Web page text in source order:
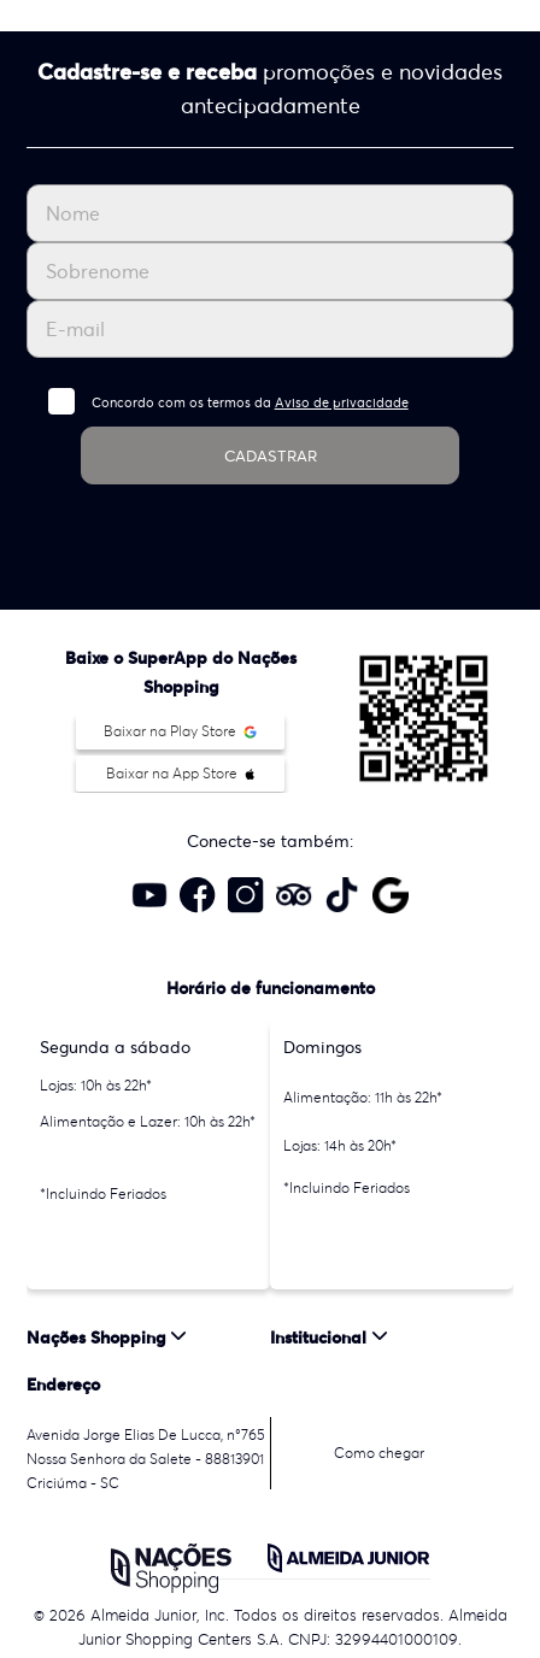
Cadastre-se e receba promoções e novidades
antecipadamente
Concordo com os termos da Aviso de privacidade
CADASTRAR
Baixe o SuperApp do Nações
Shopping
Baixar na Play Store
Baixar na App Store
Conecte-se também:
Horário de funcionamento
Segunda a sábado
Lojas: 10h às 22h*
Alimentação e Lazer: 10h às 22h*
*Incluindo Feriados
Domingos
Alimentação: 11h às 22h*
Lojas: 14h às 20h*
*Incluindo Feriados
Nações Shopping Institucional
Endereço
Avenida Jorge Elias De Lucca, n°765
Nossa Senhora da Salete - 88813901
Criciúma - SC
Como chegar
© 2026 Almeida Junior, Inc. Todos os direitos reservados. Almeida
Junior Shopping Centers S.A. CNPJ: 32994401000109.